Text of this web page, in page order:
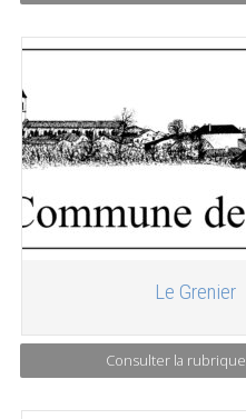
Le Grenier
Consulter la rubrique